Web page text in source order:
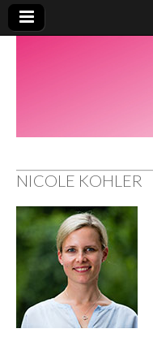
NICOLE KOHLER